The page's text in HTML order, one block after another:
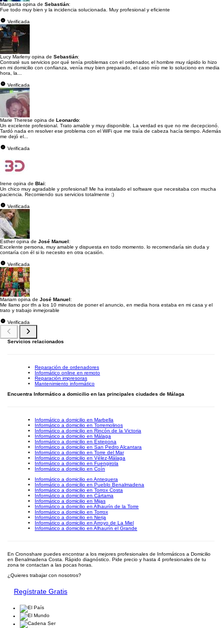
Margarita opina de Sebastián:
Fue todo muy bien y la incidencia solucionada. Muy profesional y eficiente
Verificada
Lucy Marleny opina de Sebastián:
Contraté sus servicios por qué tenía problemas con el ordenador, el hombre muy rápido lo hizo
en mi domicilio con confianza, venía muy bien preparado, el caso mío me lo soluciono en media
hora, la...
Verificada
Marie Therese opina de Leonardo:
Un excelente profesional. Trato amable y muy disponible. La verdad es que no me decepcionó.
Tardó nada en resolver ese problema con el WiFi que me traía de cabeza hacía tiempo. Además
me dejó el...
Verificada
Irene opina de Blai:
Un chico muy agradable y profesional! Me ha instalado el software que necesitaba con mucha
paciencia. Recomiendo sus servicios totalmente :)
Verificada
Esther opina de José Manuel:
Excelente persona, muy amable y dispuesta en todo momento. lo recomendaría sin duda y
contaría con él si lo necesito en otra ocasión.
Verificada
Mariam opina de José Manuel:
Me llamo por tfn a los 10 minutos de poner el anuncio, en media hora estaba en mi casa y el
trato y trabajo inmejorable
Verificada
Servicios relacionados
Reparación de ordenadores
Informático online en remoto
Reparación impresoras
Mantenimiento informático
Encuentra Informático a domicilio en las principales ciudades de Málaga
Informático a domicilio en Marbella
Informático a domicilio en Torremolinos
Informático a domicilio en Rincón de la Victoria
Informático a domicilio en Málaga
Informático a domicilio en Estepona
Informático a domicilio en San Pedro Alcantara
Informático a domicilio en Torre del Mar
Informático a domicilio en Vélez-Málaga
Informático a domicilio en Fuengirola
Informático a domicilio en Coín
Informático a domicilio en Antequera
Informático a domicilio en Pueblo Benalmadena
Informático a domicilio en Torrox Costa
Informático a domicilio en Cártama
Informático a domicilio en Mijas
Informático a domicilio en Alhaurín de la Torre
Informático a domicilio en Torrox
Informático a domicilio en Nerja
Informático a domicilio en Arroyo de La Miel
Informático a domicilio en Alhaurín el Grande
En Cronoshare puedes encontrar a los mejores profesionales de Informáticos a Domicilio
en Benalmadena Costa. Rápido diagnóstico. Pide precio y hasta 4 profesionales de tu
zona te contactan a las pocas horas.
¿Quieres trabajar con nosotros?
Regístrate Gratis